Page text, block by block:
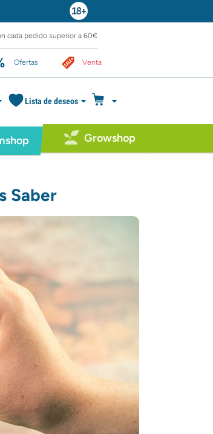
cada pedido superior a 60€
Ofertas Venta
Lista de deseos
Growshop
Saber